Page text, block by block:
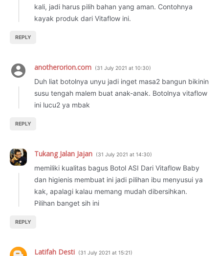
kali, jadi harus pilih bahan yang aman. Contohnya
kayak produk dari Vitaflow ini.
REPLY
anotherorion.com 31 July 2021 at 10:30
Duh liat botolnya unyu jadi inget masa2 bangun bikinin
susu tengah malem buat anak-anak. Botolnya vitaflow
ini lucu2 ya mbak
REPLY
Tukang Jalan Jajan 31 July 2021 at 14:30
memiliki kualitas bagus Botol ASI Dari Vitaflow Baby
dan higienis membuat ini jadi pilihan ibu menyusui ya
kak, apalagi kalau memang mudah dibersihkan.
Pilihan banget sih ini
REPLY
Latifah Desti 31 July 2021 at 15:21